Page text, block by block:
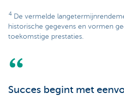
4 De vermelde
historische gegevens en vormen
toekomstige prestaties.
Succes begint met